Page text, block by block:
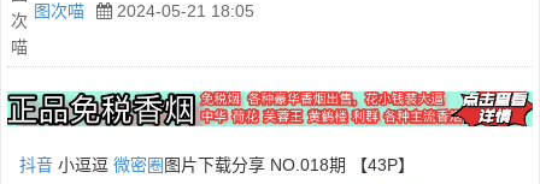
图次喵 2024-05-21 18:05
抖音 小逗逗 微密圈 图片下载分享 NO.018期 【43P】